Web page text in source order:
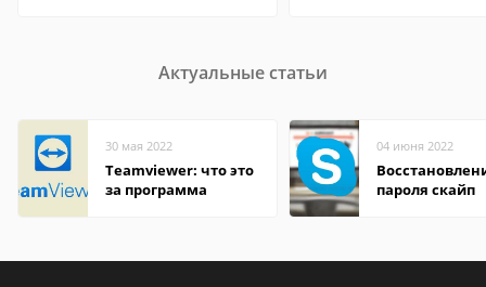
Актуальные статьи
30 мая 2022
Teamviewer: что это
за программа
04 июня 2022
пароля скайп